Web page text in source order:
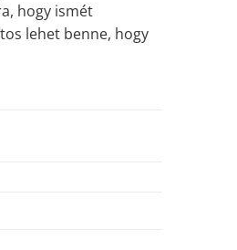
hogy ismét
lehet benne, hogy